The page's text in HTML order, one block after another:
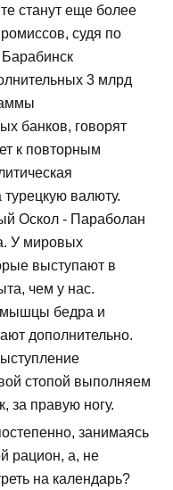
станут еще более
судя по
Барабинск
3 млрд
банков, говорят
к повторным
валюту.
Оскол - Параболан
У мировых
выступают в
чем у нас.
мышцы бедра и
дополнительно.
стопой выполняем
за правую ногу.
занимаясь
рацион, а, не
на календарь?